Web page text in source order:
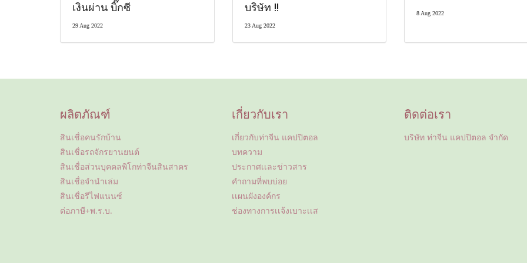
เงินผ่าน บิ๊กซี
29 Aug 2022
บริษัท !!
23 Aug 2022
8 Aug 2022
ผลิตภัณฑ์
สินเชื่อคนรักบ้าน
สินเชื่อรถจักรยานยนต์
สินเชื่อส่วนบุคคลพิโกท่าจีนสินสาคร
สินเชื่อจำนำเล่ม
สินเชื่อรีไฟแนนซ์
ต่อภาษี+พ.ร.บ.
เกี่ยวกับเรา
เกี่ยวกับท่าจีน แคปปิตอล
บทความ
ประกาศเเละข่าวสาร
คำถามที่พบบ่อย
เเผนผังองค์กร
ช่องทางการเเจ้งเบาะเเส
ติดต่อเรา
บริษัท ท่าจีน แคปปิตอล จำกัด